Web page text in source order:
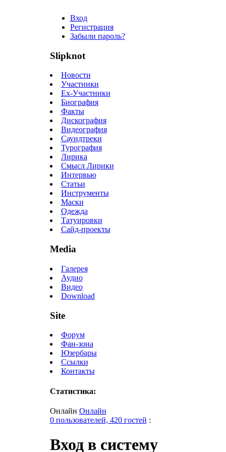
Вход
Регистрация
Забыли пароль?
Slipknot
Новости
Участники
Ex-Участники
Биография
Факты
Дискография
Видеография
Саундтреки
Турография
Лирика
Смысл Лирики
Интервью
Статьи
Инструменты
Маски
Одежда
Татуировки
Сайд-проекты
Media
Галерея
Аудио
Видео
Download
Site
Форум
Фан-зона
Юзербары
Ссылки
Контакты
Статистика:
Онлайн Онлайн
0 пользователей, 420 гостей :
Вход в систему